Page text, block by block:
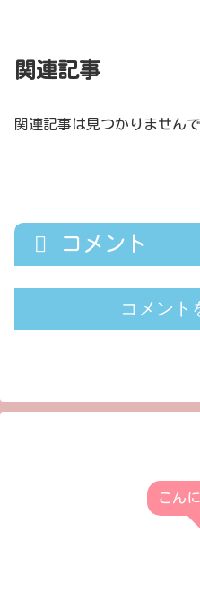
関連記事
関連記事は見つかりませんで
コメント
コメント
こん